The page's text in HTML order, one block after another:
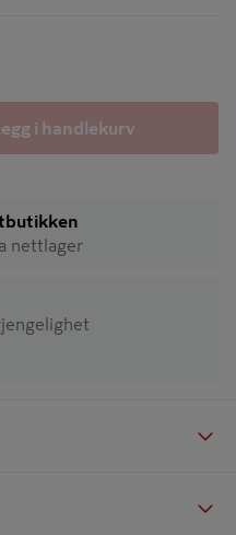
i handlekurv
nettlager